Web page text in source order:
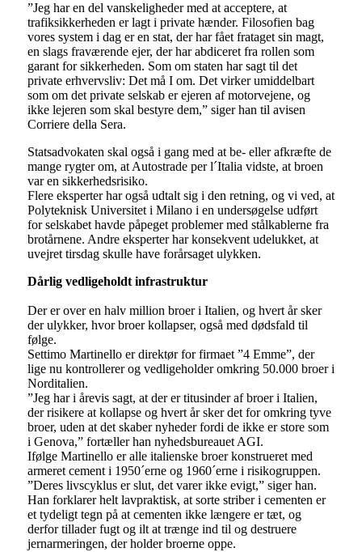
”Jeg har en del vanskeligheder med at acceptere, at
trafiksikkerheden er lagt i private hænder. Filosofien bag
vores system i dag er en stat, der har fået frataget sin magt,
en slags fraværende ejer, der har abdiceret fra rollen som
garant for sikkerheden. Som om staten har sagt til det
private erhvervsliv: Det må I om. Det virker umiddelbart
som om det private selskab er ejeren af motorvejene, og
ikke lejeren som skal bestyre dem,” siger han til avisen
Corriere della Sera.
Statsadvokaten skal også i gang med at be- eller afkræfte de
mange rygter om, at Autostrade per l´Italia vidste, at broen
var en sikkerhedsrisiko.
Flere eksperter har også udtalt sig i den retning, og vi ved, at
Polyteknisk Universitet i Milano i en undersøgelse udført
for selskabet havde påpeget problemer med stålkablerne fra
brotårnene. Andre eksperter har konsekvent udelukket, at
uvejret tirsdag skulle have forårsaget ulykken.
Dårlig vedligeholdt infrastruktur
Der er over en halv million broer i Italien, og hvert år sker
der ulykker, hvor broer kollapser, også med dødsfald til
følge.
Settimo Martinello er direktør for firmaet ”4 Emme”, der
lige nu kontrollerer og vedligeholder omkring 50.000 broer i
Norditalien.
”Jeg har i årevis sagt, at der er titusinder af broer i Italien,
der risikere at kollapse og hvert år sker det for omkring tyve
broer, uden at det skaber nyheder fordi de ikke er store som
i Genova,” fortæller han nyhedsbureauet AGI.
Ifølge Martinello er alle italienske broer konstrueret med
armeret cement i 1950´erne og 1960´erne i risikogruppen.
”Deres livscyklus er slut, det varer ikke evigt,” siger han.
Han forklarer helt lavpraktisk, at sorte striber i cementen er
et tydeligt tegn på at cementen ikke længere er tæt, og
derfor tillader fugt og ilt at trænge ind til og destruere
jernarmeringen, der holder broerne oppe.